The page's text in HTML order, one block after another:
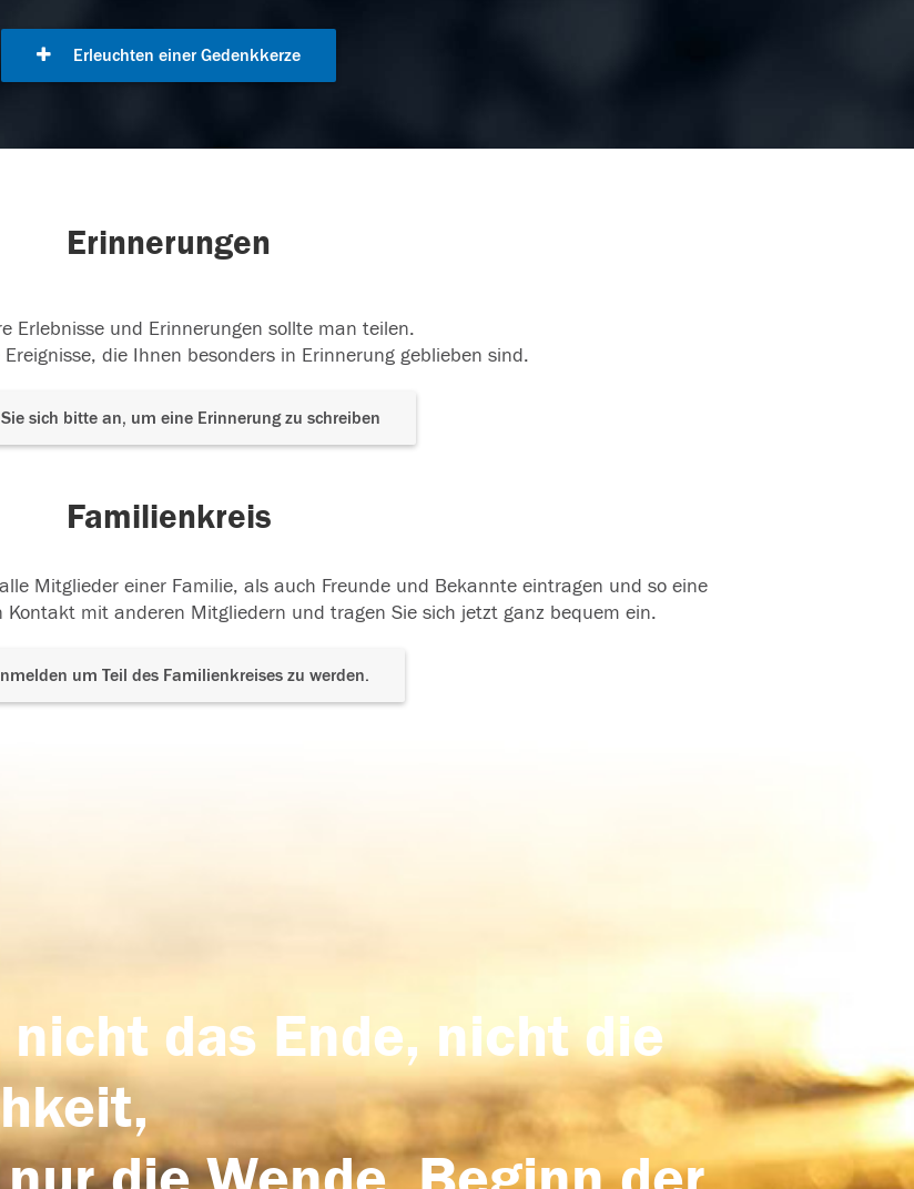
Erleuchten einer Gedenkkerze
Erinnerungen
Erlebnisse und Erinnerungen sollte man teilen.
die Ihnen besonders in Erinnerung geblieben sind.
sich bitte an, um eine Erinnerung zu schreiben
Familienkreis
Mitglieder einer Familie, als auch Freunde und Bekannte eintragen und so eine
Kontakt mit anderen Mitgliedern und tragen Sie sich jetzt ganz bequem ein.
um Teil des Familienkreises zu werden.
nicht das Ende, nicht die